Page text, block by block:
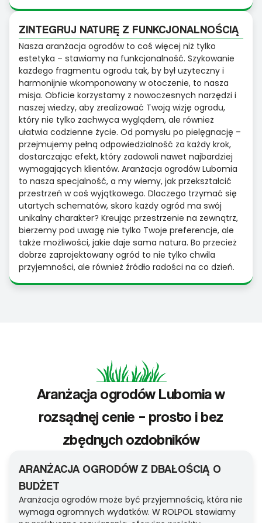
ZINTEGRUJ NATURĘ Z FUNKCJONALNOŚCIĄ
Nasza aranżacja ogrodów to coś więcej niż tylko
estetyka – stawiamy na funkcjonalność. Szykowanie
każdego fragmentu ogrodu tak, by był użyteczny i
harmonijnie wkomponowany w otoczenie, to nasza
misja. Obficie korzystamy z nowoczesnych narzędzi i
naszej wiedzy, aby zrealizować Twoją wizję ogrodu,
który nie tylko zachwyca wyglądem, ale również
ułatwia codzienne życie. Od pomysłu po pielęgnację –
przejmujemy pełną odpowiedzialność za każdy krok,
dostarczając efekt, który zadowoli nawet najbardziej
wymagających klientów. Aranżacja ogrodów Lubomia
to nasza specjalność, a my wiemy, jak przekształcić
przestrzeń w coś wyjątkowego. Dlaczego trzymać się
utartych schematów, skoro każdy ogród ma swój
unikalny charakter? Kreując przestrzenie na zewnątrz,
bierzemy pod uwagę nie tylko Twoje preferencje, ale
także możliwości, jakie daje sama natura. Bo przecież
dobrze zaprojektowany ogród to nie tylko chwila
przyjemności, ale również źródło radości na co dzień.
Aranżacja ogrodów Lubomia w
rozsądnej cenie – prosto i bez
zbędnych ozdobników
ARANŻACJA OGRODÓW Z DBAŁOŚCIĄ O
BUDŻET
Aranżacja ogrodów może być przyjemnością, która nie
wymaga ogromnych wydatków. W ROLPOL stawiamy